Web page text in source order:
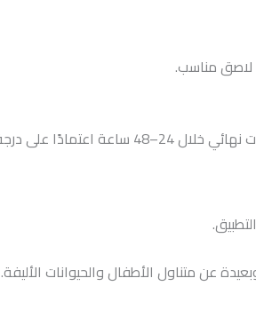
مناسب.
الحرارة والرطوبة.
عن متناول الأطفال والحيوانات الأليفة.